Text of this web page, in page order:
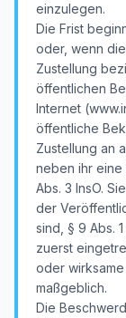
einzulegen.
Die Frist
oder, wenn
Zustellung
öffentlichen
Internet
öffentliche
Zustellung an
neben ihr
Abs. 3 InsO.
der
sind, § 9 Abs.
zuerst
oder
maßgeblich.
Die